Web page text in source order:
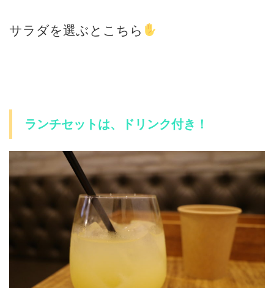
サラダを選ぶとこちら
ランチセットは、ドリンク付き！